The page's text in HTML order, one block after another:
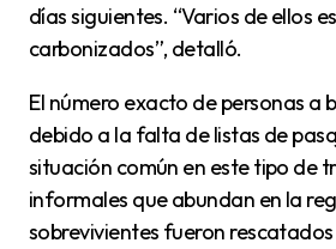
días siguientes. “Varios de ellos
carbonizados”, detalló.
El número exacto de personas a bordo no está claro
debido a la falta de listas de
situación común en este tipo de
informales que abundan en la
sobrevivientes fueron